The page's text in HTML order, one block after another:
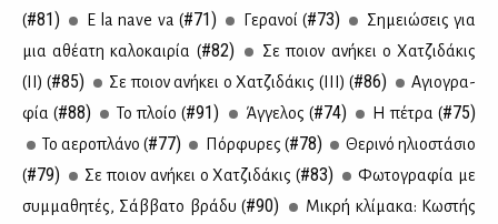
(#81) E la nave va (#71) Γε­ρα­νοί (#73)
Ση­μειώ­σεις για
μια αθέ­α­τη κα­λο­και­ρία (#82)
Σε ποιον ανή­κει ο Χα­τζι­δά­κις
(II) (#85) Σε ποιον ανή­κει ο Χα­τζι­δά­κις (III) (#86)
Αγιο­γρα­
φία (#88) Το πλοίο (#91) Άγ­γε­λος (#74) Η πέ­τρα (#75)
Το αε­ρο­πλά­νο (#77) Πόρ­φυ­ρες (#78)
Θε­ρι­νό ηλιο­στά­σιο
(#79) Σε ποιον ανή­κει ο Χα­τζι­δά­κις (#83)
Φω­το­γρα­φία με
συμ­μα­θη­τές, Σάβ­βα­το βρά­δυ (#90)
Μι­κρή κλί­μα­κα: Κω­στής